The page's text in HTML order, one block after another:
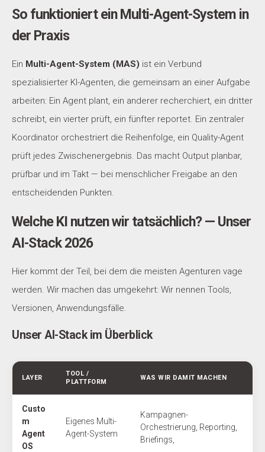
So funktioniert ein Multi-Agent-System in
der Praxis
Ein Multi-Agent-System (MAS) ist ein Verbund
spezialisierter KI-Agenten, die gemeinsam an einer Aufgabe
arbeiten: Ein Agent plant, ein anderer recherchiert, ein dritter
schreibt, ein vierter prüft, ein fünfter reportet. Ein zentraler
Koordinator orchestriert die Reihenfolge, ein Quality-Agent
prüft jedes Zwischenergebnis. Das macht Output planbar,
prüfbar und im Takt — bei menschlicher Freigabe an den
entscheidenden Punkten.
Welche KI nutzen wir tatsächlich? — Unser
AI-Stack 2026
Hier kommt der Teil, bei dem die meisten Agenturen vage
werden. Wir machen das umgekehrt: Wir nennen Tools,
Versionen, Anwendungsfälle.
Unser AI-Stack im Überblick
LAYER
TOOL /
PLATTFORM
WAS WIR DAMIT MACHEN
Custo
m
Agent
OS
Eigenes Multi-
Agent-System
Kampagnen-
Orchestrierung, Reporting,
Briefings,